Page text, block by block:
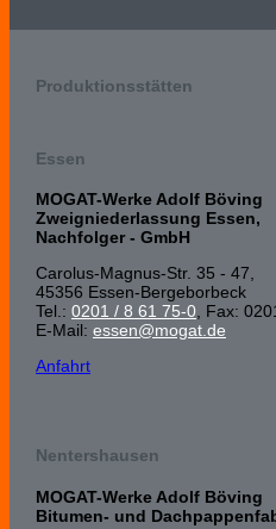
Produktionsstätten
Essen
MOGAT-Werke Adolf Böving
Zweigniederlassung Essen,
Nachfolger - GmbH
Carolus-Magnus-Str. 35 - 47,
45356 Essen-Bergeborbeck
Tel.: 0201 / 8 61 75-0, Fax:
E-Mail: essen@mogat.de
Anfahrt
Nentershausen
MOGAT-Werke Adolf Böving
Bitumen- und